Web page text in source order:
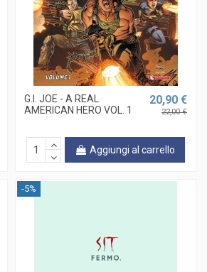
G.I. JOE - A REAL
AMERICAN HERO VOL. 1
20,90 €
22,00 €
Aggiungi al carrello
-5%